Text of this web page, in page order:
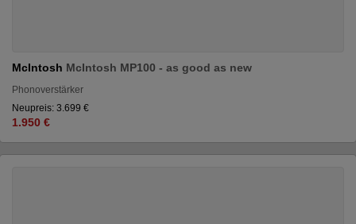
McIntosh McIntosh MP100 - as good as new
Phonoverstärker
Neupreis: 3.699 €
1.950 €